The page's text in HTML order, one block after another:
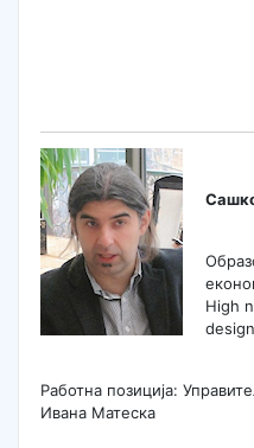
High
design
Работна позиција:
Ивана Матеска